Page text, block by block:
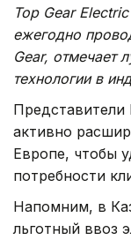
Top Gear
ежегодно
Gear, отмечает
технологии в
Представители
активно
Европе, чтобы
потребности
Напомним, в
льготный ввоз